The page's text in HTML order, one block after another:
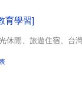
育學習]
休閒、旅遊住宿、台